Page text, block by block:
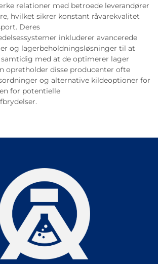
relationer med betroede leverandører
hvilket sikrer konstant råvarekvalitet
Deres
inkluderer avancerede
og lagerbeholdningsløsninger til at
med at de optimerer lager
opretholder disse producenter ofte
og alternative kildeoptioner for
for potentielle